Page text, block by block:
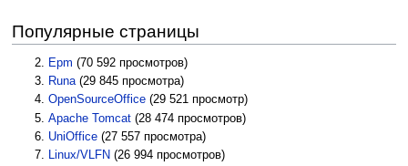
к
навигации
к
поиску
Популярные страницы
Epm ‏‎ (70 592 просмотров)
Runa‏‎ (29 845 просмотра)
OpenSourceOffice ‏‎ (29 521 просмотр)
Apache Tomcat ‏‎ (28 474 просмотров)
UniOffice ‏‎ (27 557 просмотра)
Linux/VLFN ‏‎ (26 994 просмотров)